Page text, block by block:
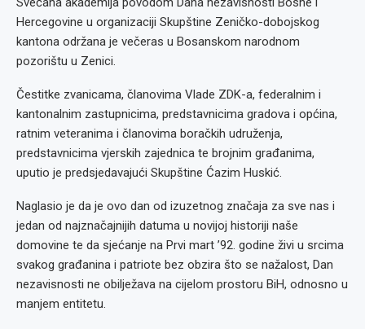
Hercegovine u organizaciji Skupštine Zeničko-dobojskog
kantona održana je večeras u Bosanskom narodnom
pozorištu u Zenici.
Čestitke zvanicama, članovima Vlade ZDK-a, federalnim i
kantonalnim zastupnicima, predstavnicima gradova i općina,
ratnim veteranima i članovima boračkih udruženja,
predstavnicima vjerskih zajednica te brojnim građanima,
uputio je predsjedavajući Skupštine Ćazim Huskić.
Naglasio je da je ovo dan od izuzetnog značaja za sve nas i
jedan od najznačajnijih datuma u novijoj historiji naše
domovine te da sjećanje na Prvi mart ’92. godine živi u srcima
svakog građanina i patriote bez obzira što se nažalost, Dan
nezavisnosti ne obilježava na cijelom prostoru BiH, odnosno u
manjem entitetu.